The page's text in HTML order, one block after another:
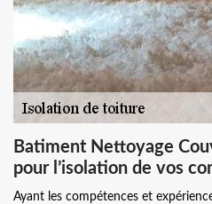
Batiment Nettoyage
pour l’isolation de vos
Ayant les compétences et